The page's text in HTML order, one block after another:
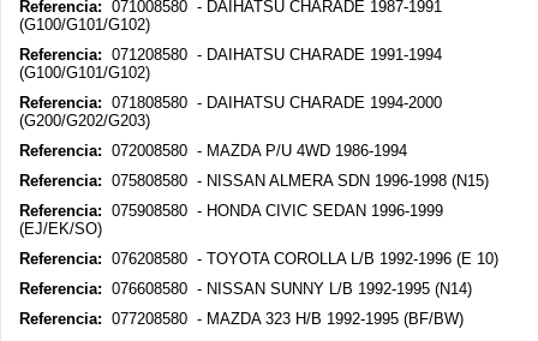
Referencia: 071008580 - DAIHATSU CHARADE 1987-1991
(G100/G101/G102)
Referencia: 071208580 - DAIHATSU CHARADE 1991-1994
(G100/G101/G102)
Referencia: 071808580 - DAIHATSU CHARADE 1994-2000
(G200/G202/G203)
Referencia: 072008580 - MAZDA P/U 4WD 1986-1994
Referencia: 075808580 - NISSAN ALMERA SDN 1996-1998 (N15)
Referencia: 075908580 - HONDA CIVIC SEDAN 1996-1999
(EJ/EK/SO)
Referencia: 076208580 - TOYOTA COROLLA L/B 1992-1996 (E 10)
Referencia: 076608580 - NISSAN SUNNY L/B 1992-1995 (N14)
Referencia: 077208580 - MAZDA 323 H/B 1992-1995 (BF/BW)